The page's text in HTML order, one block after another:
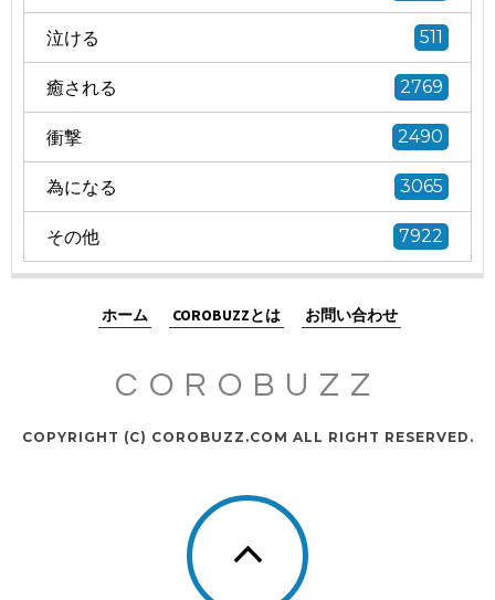
泣ける 511
癒される 2769
衝撃 2490
為になる 3065
その他 7922
ホーム COROBUZZとは お問い合わせ
COROBUZZ
COPYRIGHT (C) COROBUZZ.COM ALL RIGHT RESERVED.